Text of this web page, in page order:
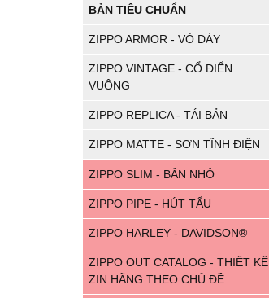
BẢN TIÊU CHUẨN
ZIPPO ARMOR - VỎ DÀY
ZIPPO VINTAGE - CỔ ĐIỂN
VUÔNG
ZIPPO REPLICA - TÁI BẢN
ZIPPO MATTE - SƠN TĨNH ĐIỆN
ZIPPO SLIM - BẢN NHỎ
ZIPPO PIPE - HÚT TẨU
ZIPPO HARLEY - DAVIDSON®
ZIPPO OUT CATALOG - THIẾT KẾ
ZIN HÃNG THEO CHỦ ĐỀ